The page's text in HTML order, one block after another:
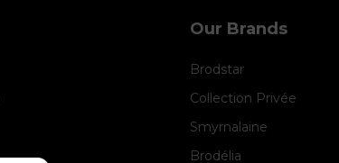
Our Brands
Brodstar
Collection Privée
Smyrnalaine
Brodélia